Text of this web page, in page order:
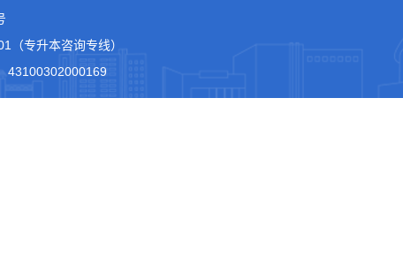
专升本咨询专线）
43100302000169